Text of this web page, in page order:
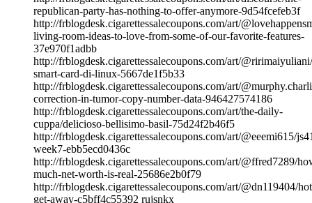
republican-party-has-nothing-to-offer-anymore-9d54fcefeb3f
http://frblogdesk.cigarettessalecoupons.com/art/
living-room-ideas-to-love-from-some-of-our-favorite-features-
37e970f1adbb
http://frblogdesk.cigarettessalecoupons.com/art/
smart-card-di-linux-5667de1f5b33
http://frblogdesk.cigarettessalecoupons.com/art/
correction-in-tumor-copy-number-data-946427574186
http://frblogdesk.cigarettessalecoupons.com/art/the-daily-
cuppa/delicioso-bellisimo-basil-75d24f2b46f5
http://frblogdesk.cigarettessalecoupons.com/art/@eeemi615/
week7-ebb5ecd0436c
http://frblogdesk.cigarettessalecoupons.com/art/@ffred7289/
much-net-worth-is-real-25686e2b0f79
http://frblogdesk.cigarettessalecoupons.com/art/@dn119404/
get-away-c5bff4c55392 rujsnkx